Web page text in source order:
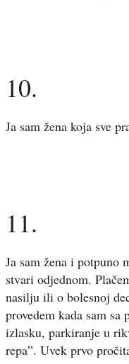
10.
Ja sam žena koja sve
11.
Ja sam žena i potpuno
stvari odjednom.
nasilju ili o bolesnoj
provedem kada sam
izlasku, parkiranje u
repa”. Uvek prvo